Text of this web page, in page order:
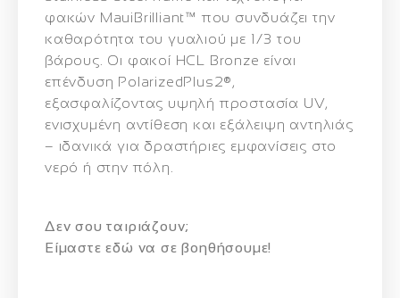
φακών MauiBrilliant™ που συνδυάζει την
καθαρότητα του γυαλιού με 1/3 του
βάρους. Οι φακοί HCL Bronze είναι
επένδυση PolarizedPlus2®,
εξασφαλίζοντας υψηλή προστασία UV,
ενισχυμένη αντίθεση και εξάλειψη αντηλιάς
– ιδανικά για δραστήριες εμφανίσεις στο
νερό ή στην πόλη.
Δεν σου ταιριάζουν;
Eίμαστε εδώ να σε βοηθήσουμε!